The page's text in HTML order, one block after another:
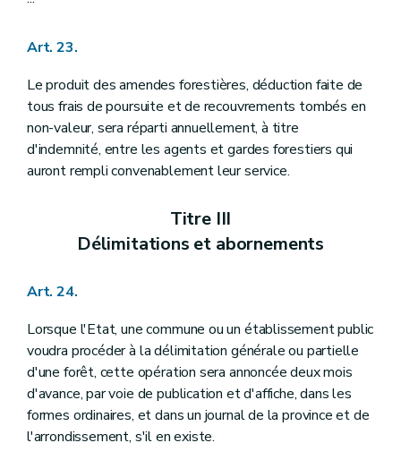
Art. 23.
Le produit des amendes forestières, déduction faite de
tous frais de poursuite et de recouvrements tombés en
non-valeur, sera réparti annuellement, à titre
d'indemnité, entre les agents et gardes forestiers qui
auront rempli convenablement leur service.
Titre III
Délimitations et abornements
Art. 24.
Lorsque l'Etat, une commune ou un établissement public
voudra procéder à la délimitation générale ou partielle
d'une forêt, cette opération sera annoncée deux mois
d'avance, par voie de publication et d'affiche, dans les
formes ordinaires, et dans un journal de la province et de
l'arrondissement, s'il en existe.